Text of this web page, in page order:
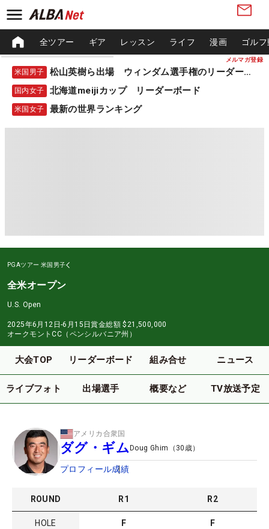
メルマガ登録
全ツアー ギア レッスン ライフ 漫画 ゴル
米国男子 松山英樹ら出場 ウィンダム選手権のリーダーボード
国内女子 北海道meijiカップ リーダーボード
米国女子 最新の世界ランキング
PGAツアー 米国男子
全米オープン
U.S. Open
2025年6月12日-6月15日賞金総額 $21,500,000
オークモントCC（ペンシルバニア州）
大会TOP リーダーボード 組み合せ ニュース
ライブフォト 出場選手 概要など TV放送予定
アメリカ合衆国
ダグ・ギムDoug Ghim （ 30 歳）
プロフィール成績
ROUND R1 R2
HOLE F F